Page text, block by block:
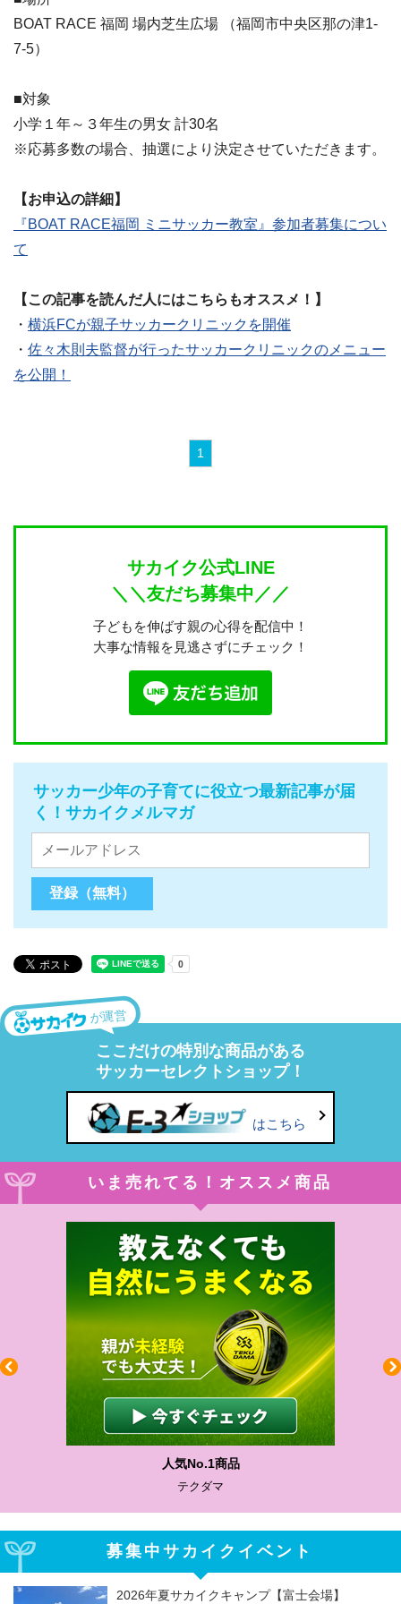
BOAT RACE 福岡 場内芝生広場 （福岡市中央区那の津1-
7-5）
■対象
小学１年～３年生の男女 計30名
※応募多数の場合、抽選により決定させていただきます。
【お申込の詳細】
『BOAT RACE福岡 ミニサッカー教室』参加者募集につい
て
【この記事を読んだ人にはこちらもオススメ！】
・ 横浜FCが親子サッカークリニックを開催
・ 佐々木則夫監督が行ったサッカークリニックのメニュー
を公開！
1
サカイク公式LINE
＼＼友だち募集中／／
子どもを伸ばす親の心得を配信中！
大事な情報を見逃さずにチェック！
サッカー少年の子育てに役立つ最新記事が届
く！サカイクメルマガ
が運営
ここだけの特別な商品がある
サッカーセレクトショップ！
はこちら
いま売れてる！オススメ商品
人気No.1商品
テクダマ
募集中サカイクイベント
2026年夏サカイクキャンプ【富士会場】